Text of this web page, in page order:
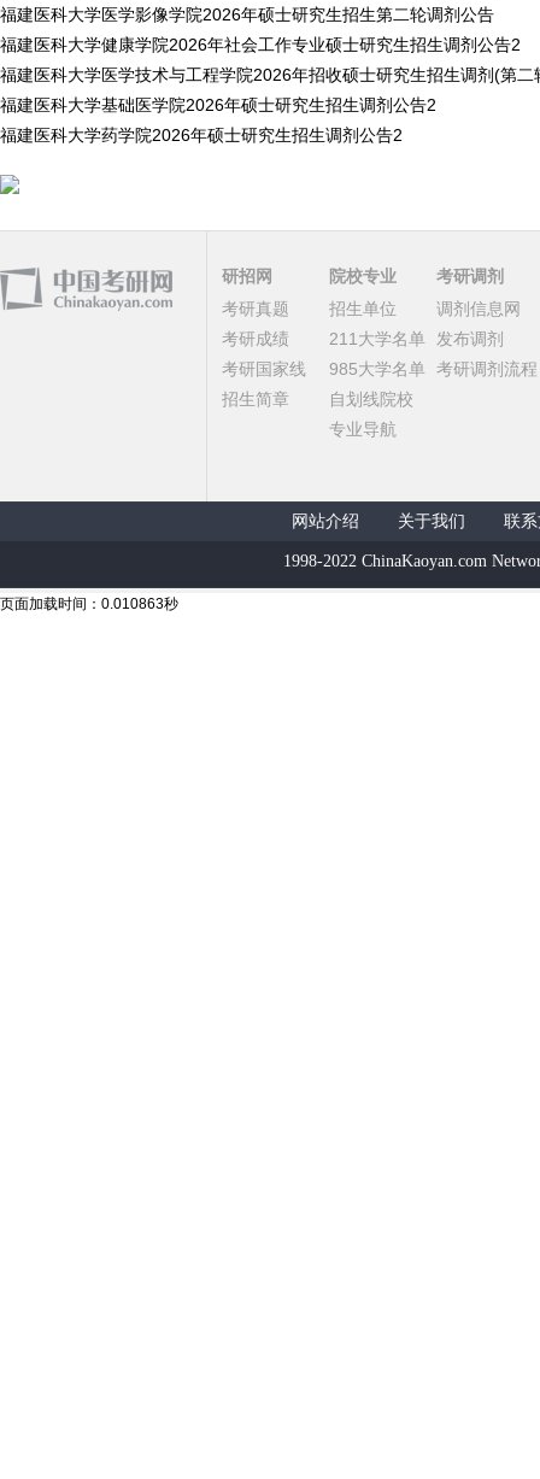
福建医科大学医学影像学院2026年硕士研究生招生第二轮调剂公告
福建医科大学健康学院2026年社会工作专业硕士研究生招生调剂公告2
福建医科大学医学技术与工程学院2026年招收硕士研究生招生调剂(第二
福建医科大学基础医学院2026年硕士研究生招生调剂公告2
福建医科大学药学院2026年硕士研究生招生调剂公告2
研招网
考研真题
考研成绩
考研国家线
招生简章
院校专业
招生单位
211大学名单
985大学名单
自划线院校
专业导航
考研调剂
调剂信息网
发布调剂
考研调剂流程
网站介绍 关于我们 联
1998-2022 ChinaKaoyan.com
页面加载时间：0.010863秒